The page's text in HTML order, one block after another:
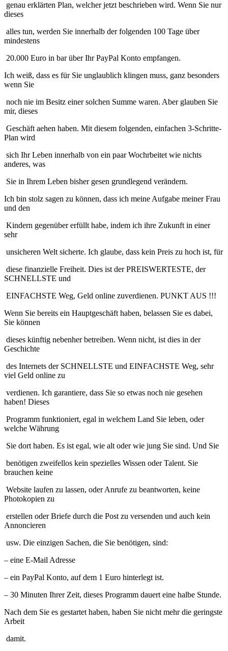
genau erklärten Plan, welcher jetzt beschrieben wird. Wenn Sie nur
dieses
alles tun, werden Sie innerhalb der folgenden 100 Tage über
mindestens
20.000 Euro in bar über Ihr PayPal Konto empfangen.
Ich weiß, dass es für Sie unglaublich klingen muss, ganz besonders
wenn Sie
noch nie im Besitz einer solchen Summe waren. Aber glauben Sie
mir, dieses
Geschäft aehen haben. Mit diesem folgenden, einfachen 3-Schritte-
Plan wird
sich Ihr Leben innerhalb von ein paar Wochrbeitet wie nichts
anderes, was
Sie in Ihrem Leben bisher gesen grundlegend verändern.
Ich bin stolz sagen zu können, dass ich meine Aufgabe meiner Frau
und den
Kindern gegenüber erfüllt habe, indem ich ihre Zukunft in einer
sehr
unsicheren Welt sicherte. Ich glaube, dass kein Preis zu hoch ist, für
diese finanzielle Freiheit. Dies ist der PREISWERTESTE, der
SCHNELLSTE und
EINFACHSTE Weg, Geld online zuverdienen. PUNKT AUS !!!
Wenn Sie bereits ein Hauptgeschäft haben, belassen Sie es dabei,
Sie können
dieses künftig nebenher betreiben. Wenn nicht, ist dies in der
Geschichte
des Internets der SCHNELLSTE und EINFACHSTE Weg, sehr
viel Geld online zu
verdienen. Ich garantiere, dass Sie so etwas noch nie gesehen
haben! Dieses
Programm funktioniert, egal in welchem Land Sie leben, oder
welche Währung
Sie dort haben. Es ist egal, wie alt oder wie jung Sie sind. Und Sie
benötigen zweifellos kein spezielles Wissen oder Talent. Sie
brauchen keine
Website laufen zu lassen, oder Anrufe zu beantworten, keine
Photokopien zu
erstellen oder Briefe durch die Post zu versenden und auch kein
Annoncieren
usw. Die einzigen Sachen, die Sie benötigen, sind:
– eine E-Mail Adresse
– ein PayPal Konto, auf dem 1 Euro hinterlegt ist.
– 30 Minuten Ihrer Zeit, dieses Programm dauert eine halbe Stunde.
Nach dem Sie es gestartet haben, haben Sie nicht mehr die geringste
Arbeit
damit.